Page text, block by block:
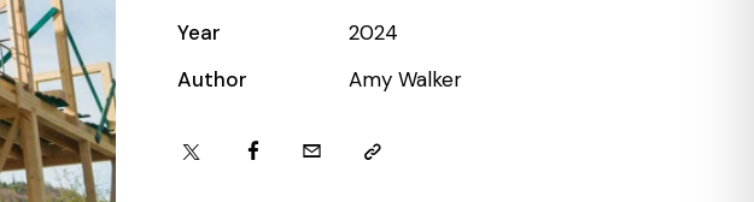
Year
2024
Author
Amy Walker